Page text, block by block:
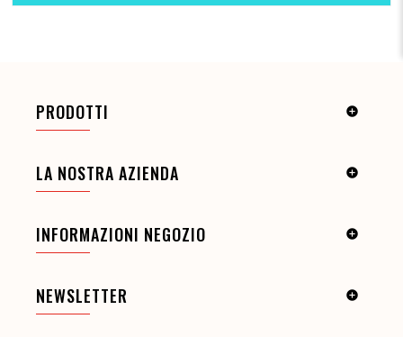
PRODOTTI 
LA NOSTRA AZIENDA 
INFORMAZIONI NEGOZIO 
NEWSLETTER 